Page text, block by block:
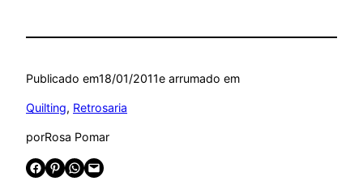
Publicado em18/01/2011e arrumado em
Quilting, Retrosaria
porRosa Pomar
Share on Facebook Share on Pinterest Share on WhatsApp Email this Page